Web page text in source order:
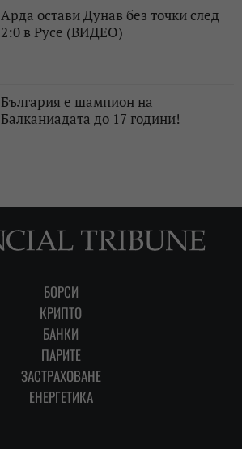
Арда остави Дунав без точки след
2:0 в Русе (ВИДЕО)
България е шампион на
Балканиадата до 17 години!
БОРСИ
КРИПТО
БАНКИ
ПАРИТЕ
ЗАСТРАХОВАНЕ
ЕНЕРГЕТИКА